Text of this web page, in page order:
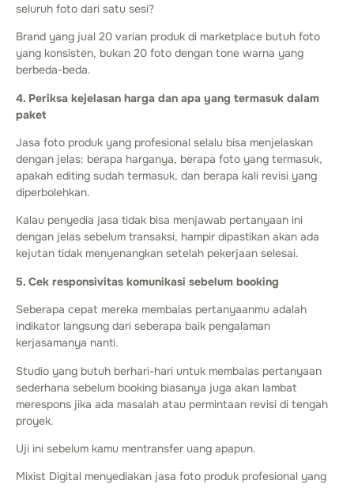
seluruh foto dari satu sesi?
Brand yang jual 20 varian produk di marketplace butuh foto
yang konsisten, bukan 20 foto dengan tone warna yang
berbeda-beda.
4. Periksa kejelasan harga dan apa yang termasuk dalam
paket
Jasa foto produk yang profesional selalu bisa menjelaskan
dengan jelas: berapa harganya, berapa foto yang termasuk,
apakah editing sudah termasuk, dan berapa kali revisi yang
diperbolehkan.
Kalau penyedia jasa tidak bisa menjawab pertanyaan ini
dengan jelas sebelum transaksi, hampir dipastikan akan ada
kejutan tidak menyenangkan setelah pekerjaan selesai.
5. Cek responsivitas komunikasi sebelum booking
Seberapa cepat mereka membalas pertanyaanmu adalah
indikator langsung dari seberapa baik pengalaman
kerjasamanya nanti.
Studio yang butuh berhari-hari untuk membalas pertanyaan
sederhana sebelum booking biasanya juga akan lambat
merespons jika ada masalah atau permintaan revisi di tengah
proyek.
Uji ini sebelum kamu mentransfer uang apapun.
Mixist Digital menyediakan jasa foto produk profesional yang